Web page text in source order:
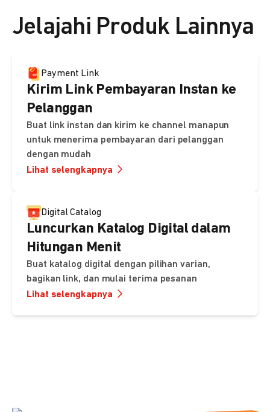
Jelajahi Produk Lainnya
Payment Link
Kirim Link Pembayaran Instan ke
Pelanggan
Buat link instan dan kirim ke channel manapun
untuk menerima pembayaran dari pelanggan
dengan mudah
Lihat selengkapnya
Digital Catalog
Luncurkan Katalog Digital dalam
Hitungan Menit
Buat katalog digital dengan pilihan varian,
bagikan link, dan mulai terima pesanan
Lihat selengkapnya